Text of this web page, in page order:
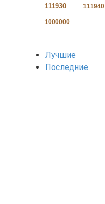
111930 111940
1000000
Лучшие
Последние